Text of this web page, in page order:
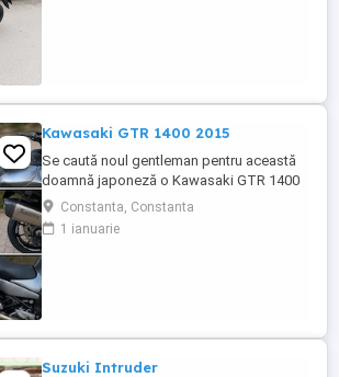
si schimb de ulei in service autorizat
Kawasaki GTR 1400 2015
Se caută noul gentleman pentru această
doamnă japoneză o Kawasaki GTR 1400
care încă întoarce priviri și iubește
kilometrii. A fost răsfățată, întreținută la
timp și tratată cu respect. O dau doar
Constanta, Constanta
1 ianuarie
Suzuki Intruder